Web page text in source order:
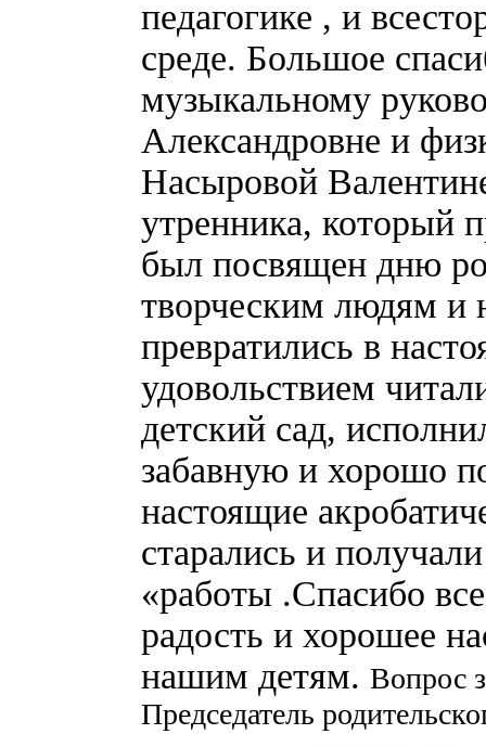
педагогике , и
среде. Большое
музыкальному
Александровне и
Насыровой
утренника, который
был посвящен дню
творческим людям и
превратились в
удовольствием
детский сад,
забавную и хорошо
настоящие
старались и
«работы .Спасибо
радость и хорошее
нашим детям. Вопрос
Председатель